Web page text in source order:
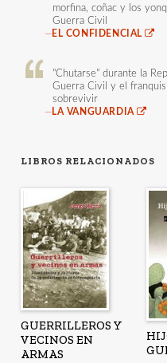
morfina, coñac y los
Guerra Civil
—EL CONFIDENCIAL
"Chutarse" durante la
Guerra Civil y el
sobrevivir
—LA VANGUARDIA
LIBROS RELACIONADOS
GUERRILLEROS Y
VECINOS EN
ARMAS